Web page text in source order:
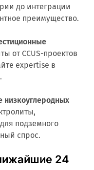
до интеграции
преимущество.
от CCUS-проектов
expertise в
подземного
спрос.
24